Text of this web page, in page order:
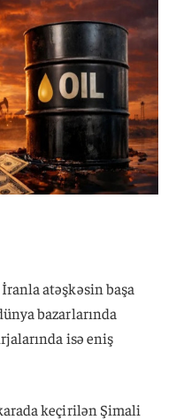
atəşkəsin başa
bazarlarında
isə eniş
keçirilən Şimali